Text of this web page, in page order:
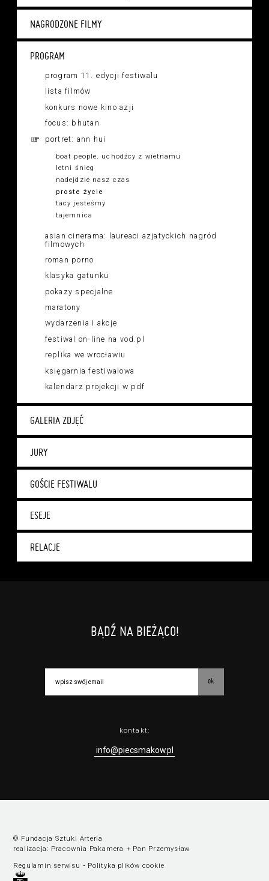
NAGRODZONE FILMY
PROGRAM
program 11. edycji festiwalu
lista filmów
konkurs nowe kino azji
focus: bhutan
portret: ann hui
boat people. uchodźcy z wietnamu
letni śnieg
nadejdzie nasz czas
proste życie
tacy jesteśmy
tajemnica
asian cinerama: laureaci azjatyckich nagród
filmowych
roman porno
klasyka gatunku
pokazy specjalne
maratony
wydarzenia i akcje
festiwal on-line na vod.pl
replika we wrocławiu
księgarnia festiwalowa
kalendarz projekcji w pdf
GALERIA ZDJĘĆ
JURY
GOŚCIE FESTIWALU
ESEJE
RELACJE
BĄDŹ NA BIEŻĄCO!
ok
kontakt:
info@piecsmakow.pl
© Fundacja Sztuki Arteria
realizacja: Pracownia Pakamera + Pan Przemysław
Regulamin serwisu • Polityka plików cookie